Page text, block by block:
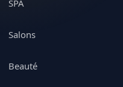
SPA
Salons
Beauté